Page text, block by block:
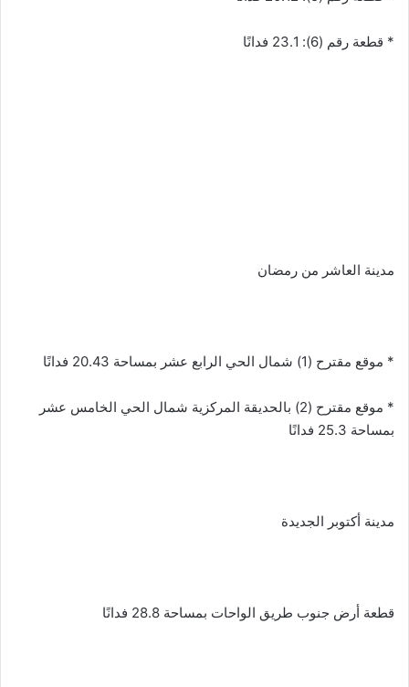
* قطعة رقم (6): 23.1 فدانًا
مدينة العاشر من رمضان
* موقع مقترح (1) شمال الحي الرابع عشر بمساحة 20.43 فدانًا
* موقع مقترح (2) بالحديقة المركزية شمال الحي الخامس عشر
بمساحة 25.3 فدانًا
مدينة أكتوبر الجديدة
قطعة أرض جنوب طريق الواحات بمساحة 28.8 فدانًا